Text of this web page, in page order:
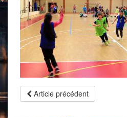
Article précédent